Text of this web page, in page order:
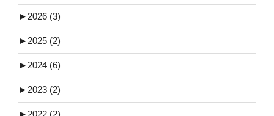
►2026 (3)
►2025 (2)
►2024 (6)
►2023 (2)